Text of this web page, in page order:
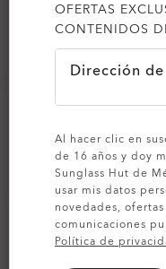
OFERTAS
CONTENIDOS
Dirección
Al hacer clic en
de 16 años y doy
Sunglass Hut de
usar mis datos
novedades,
comunicaciones
Política de